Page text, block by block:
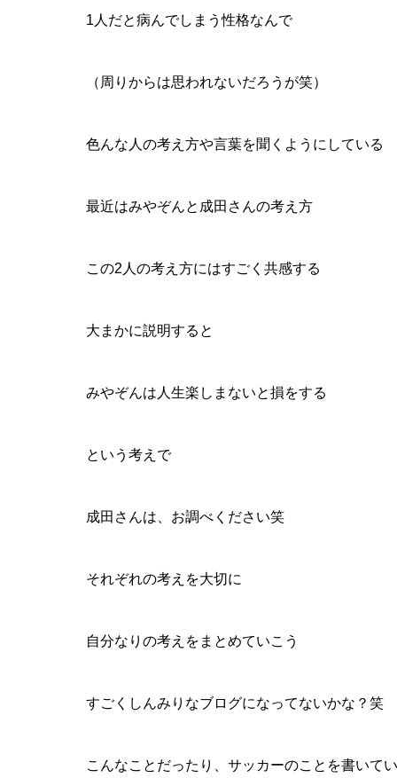
1人だと病んでしまう性格なんで
（周りからは思われないだろうが笑）
色んな人の考え方や言葉を聞くようにしている
最近はみやぞんと成田さんの考え方
この2人の考え方にはすごく共感する
大まかに説明すると
みやぞんは人生楽しまないと損をする
という考えで
成田さんは、お調べください笑
それぞれの考えを大切に
自分なりの考えをまとめていこう
すごくしんみりなブログになってないかな？笑
こんなことだったり、サッカーのことを書いて